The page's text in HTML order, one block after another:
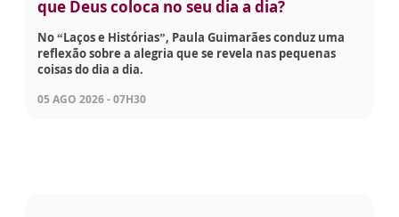
que Deus coloca no seu dia a dia?
No “Laços e Histórias”, Paula Guimarães conduz uma
reflexão sobre a alegria que se revela nas pequenas
coisas do dia a dia.
05 AGO 2026 - 07H30